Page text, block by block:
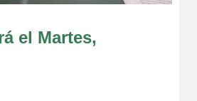
el Martes,